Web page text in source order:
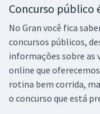
Concurso público
No Gran você fica
concursos públicos,
informações sobre as
online que
rotina bem corrida,
o concurso que está